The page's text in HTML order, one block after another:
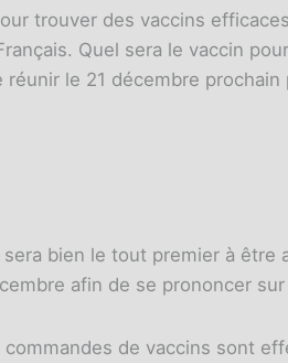
trouver des vaccins
Quel sera le vaccin
le 21 décembre
sera bien le tout premier à être
afin de se prononcer
de vaccins sont